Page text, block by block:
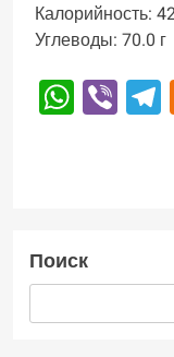
Калорийность:
Углеводы: 70.0 г
Поиск